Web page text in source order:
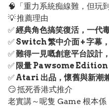
🧠「重力系統痴線難，但玩
💡 推薦理由
✅經典角色搞笑復活，一代
✅ Switch 繁中介面 + 字幕
✅難得一見嘅創意平台設計
✅ 限量 Pawsome Edition
✅ Atari 出品，懷舊與新潮
😏 抵死香港式推介
老實講～呢隻 Game 根本